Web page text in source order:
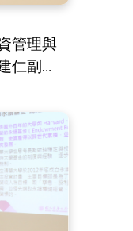
管理與
仁副總